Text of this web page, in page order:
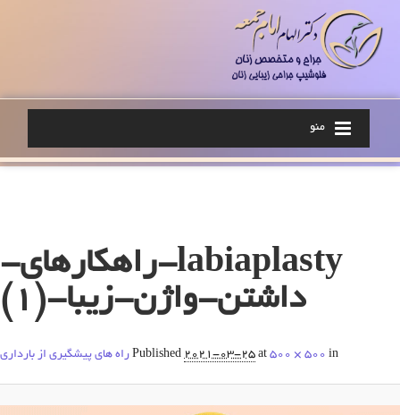
منو
labiaplasty-راهکارهای-
داشتن-واژن-زیبا-(1)
Published 2021-03-25 at 500 × 500 in راه های پیشگیری از بارداری